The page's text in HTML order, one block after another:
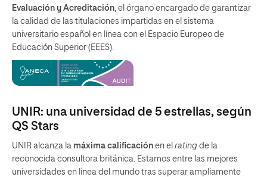
Evaluación y Acreditación, el órgano encargado de garantizar
la calidad de las titulaciones impartidas en el sistema
universitario español en línea con el Espacio Europeo de
Educación Superior (EEES).
UNIR: una universidad de 5 estrellas, según
QS Stars
UNIR alcanza la máxima calificación en el rating de la
reconocida consultora británica. Estamos entre las mejores
universidades en línea del mundo tras superar ampliamente